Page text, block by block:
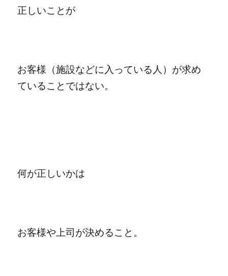
正しいことが
お客様（施設などに入っている人）が求め
ていることではない。
何が正しいかは
お客様や上司が決めること。